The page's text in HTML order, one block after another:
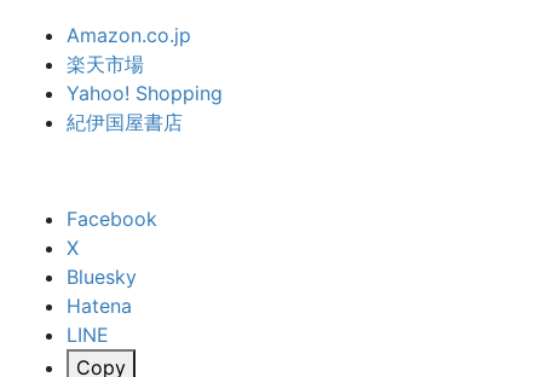
Amazon.co.jp
楽天市場
Yahoo! Shopping
紀伊国屋書店
Facebook
X
Bluesky
Hatena
LINE
Copy